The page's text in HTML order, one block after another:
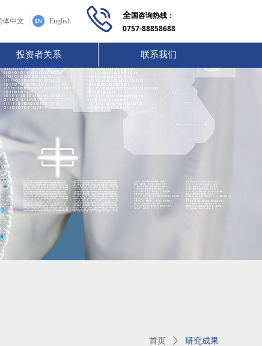
全国咨询热线：
0757-88858688
体中文 English
投资者关系 联系我们
首页 ꄲ 研究成果